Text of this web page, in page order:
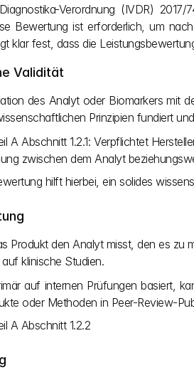
Verordnung (IVDR)
Bewertung ist erforderlich, um
klar fest, dass die
Validität
des Analyt oder Biomarkers mit
Prinzipien fundiert
A Abschnitt 1.2.1: Verpflichtet
zwischen dem Analyt
hilft hierbei, ein solides
Produkt den Analyt misst, den es zu
klinische Studien.
auf internen Prüfungen basiert,
oder Methoden in Peer-Review-
A Abschnitt 1.2.2